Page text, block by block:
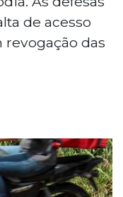
de acesso
revogação das